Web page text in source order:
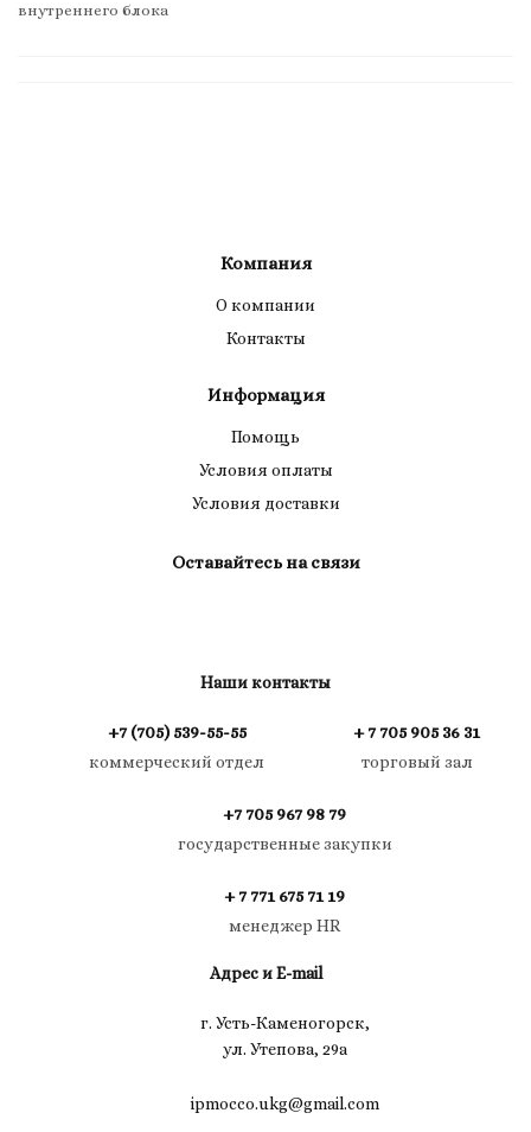
внутреннего блока
Компания
О компании
Контакты
Информация
Помощь
Условия оплаты
Условия доставки
Оставайтесь на связи
Наши контакты
+7 (705) 539-55-55
коммерческий отдел
+ 7 705 905 36 31
торговый зал
+7 705 967 98 79
государственные закупки
+ 7 771 675 71 19
менеджер HR
Адрес и E-mail
г. Усть-Каменогорск,
ул. Утепова, 29а
ipmocco.ukg@gmail.com